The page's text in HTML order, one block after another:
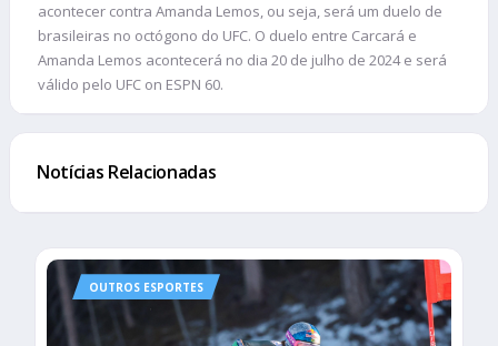
acontecer contra Amanda Lemos, ou seja, será um duelo de
brasileiras no octógono do UFC. O duelo entre Carcará e
Amanda Lemos acontecerá no dia 20 de julho de 2024 e será
válido pelo UFC on ESPN 60.
Notícias Relacionadas
OUTROS ESPORTES